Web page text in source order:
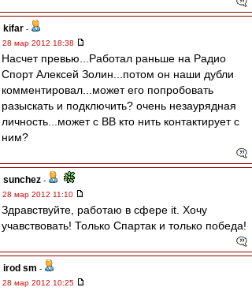
kifar -
28 мар 2012 18:38
Насчет превью...Работал раньше на Радио
Спорт Алексей Золин...потом он наши дубли
комментировал...может его попробовать
разыскать и подключить? очень незаурядная
личность...может с ВВ кто нить контактирует с
ним?
sunchez -
28 мар 2012 11:10
Здравствуйте, работаю в сфере it. Хочу
учавствовать! Только Спартак и только победа!
irod sm -
28 мар 2012 10:25